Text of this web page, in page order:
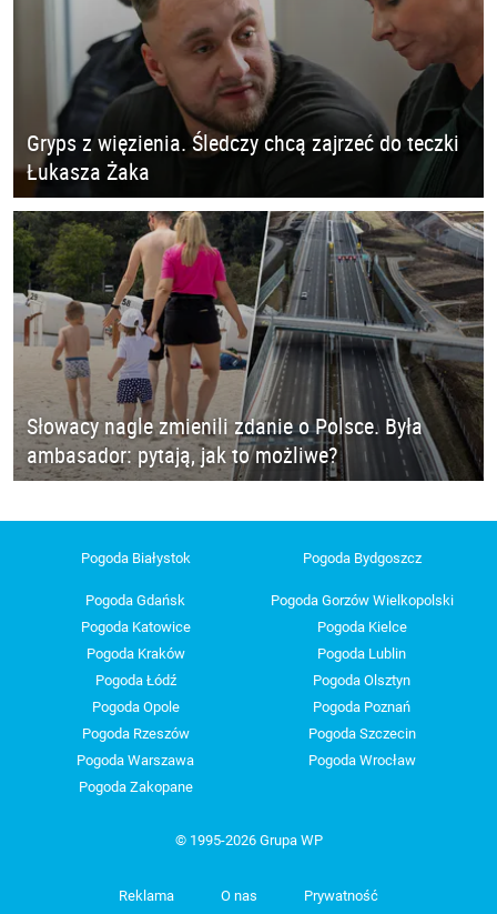
Gryps z więzienia. Śledczy chcą zajrzeć do teczki
Łukasza Żaka
Słowacy nagle zmienili zdanie o Polsce. Była
ambasador: pytają, jak to możliwe?
Pogoda Białystok Pogoda Bydgoszcz
Pogoda Gdańsk
Pogoda Gorzów Wielkopolski
Pogoda Katowice
Pogoda Kielce
Pogoda Kraków
Pogoda Lublin
Pogoda Łódź
Pogoda Olsztyn
Pogoda Opole
Pogoda Poznań
Pogoda Rzeszów
Pogoda Szczecin
Pogoda Warszawa
Pogoda Wrocław
Pogoda Zakopane
© 1995-2026 Grupa WP
Reklama O nas Prywatność